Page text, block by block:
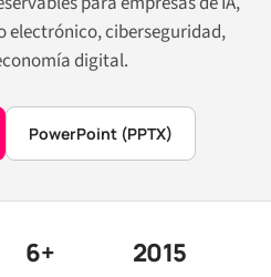
electrónico, ciberseguridad,
digital.
PowerPoint (PPTX)
6+ 2015